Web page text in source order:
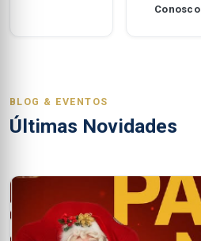
Conosco
BLOG & EVENTOS
Últimas Novidades